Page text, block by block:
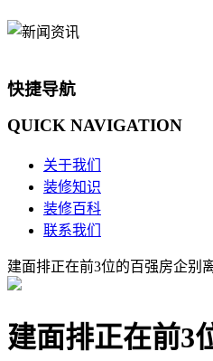
快捷导航
QUICK NAVIGATION
关于我们
装修知识
装修百科
联系我们
建面排正在前3位的百强房企别
建面排正在前3